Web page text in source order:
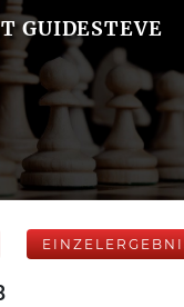
GUIDESTEVE